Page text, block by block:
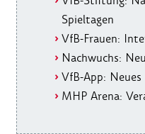
Spieltagen
VfB-Frauen:
Nachwuchs:
VfB-App:
MHP Arena: